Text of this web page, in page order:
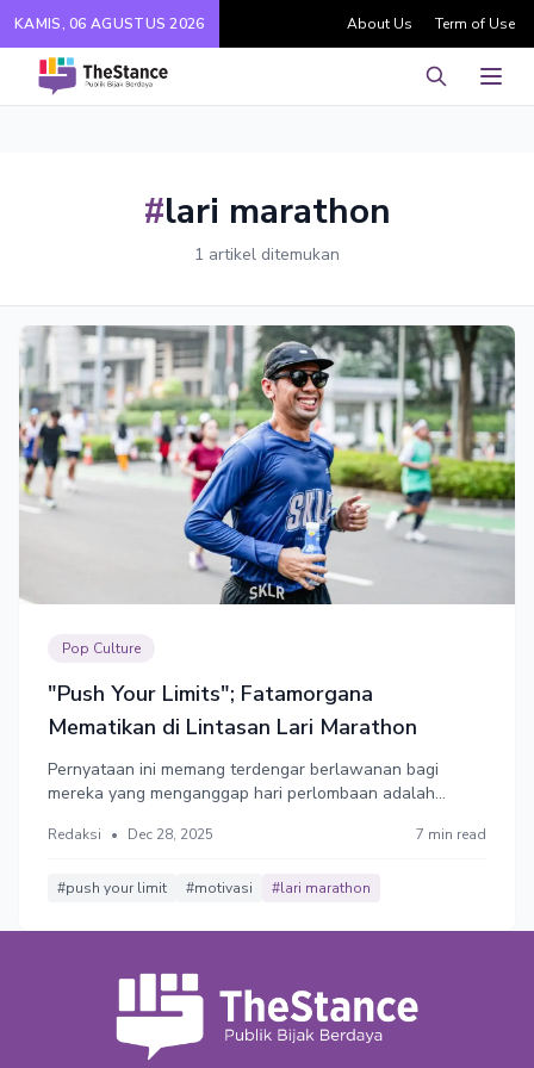
KAMIS, 06 AGUSTUS 2026 About Us Term of Use
Pencarian
#lari marathon
1 artikel ditemukan
Pop Culture
"Push Your Limits"; Fatamorgana
Mematikan di Lintasan Lari Marathon
Pernyataan ini memang terdengar berlawanan bagi
mereka yang menganggap hari perlombaan adalah
darah penghabisan. Namun sejatinya, hari perlombaan
persiapan panjang sang pelari.
Redaksi • Dec 28, 2025 7 min read
#push your limit #motivasi #lari marathon